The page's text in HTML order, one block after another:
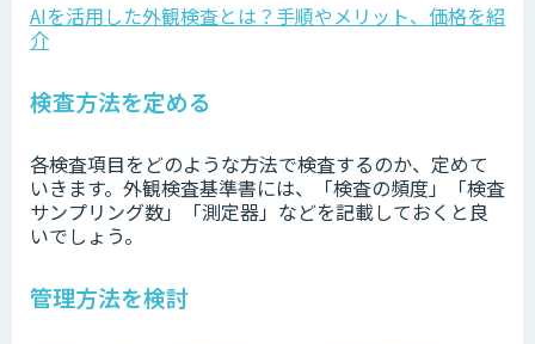
AIを活用した外観検査とは？手順やメリット、価格を紹
介
検査方法を定める
各検査項目をどのような方法で検査するのか、定めて
いきます。外観検査基準書には、「検査の頻度」「検査
サンプリング数」「測定器」などを記載しておくと良
いでしょう。
管理方法を検討